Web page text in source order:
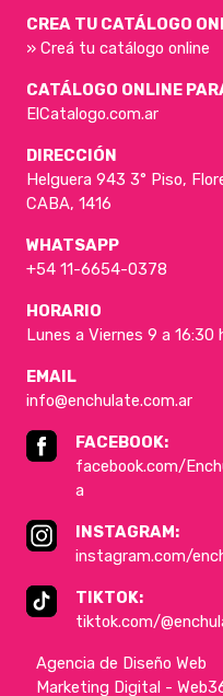
CREA TU CATÁLOGO
» Creá tu catálogo online
CATÁLOGO ONLINE
ElCatalogo.com.ar
DIRECCIÓN
Helguera 943 3° Piso,
CABA, 1416
WHATSAPP
+54 11-6654-0378
HORARIO
Lunes a Viernes 9 a 16:30
EMAIL
info@enchulate.com.ar
FACEBOOK:
facebook.com/
a
INSTAGRAM:
instagram.com/
TIKTOK:
tiktok.com/
Agencia de Diseño Web
Marketing Digital -